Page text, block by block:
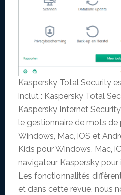
Kaspersky Total Security
inclut : Kaspersky Total
Kaspersky Internet
le gestionnaire de mots de
Windows, Mac, iOS et
Kids pour Windows, Mac,
navigateur Kaspersky
Les fonctionnalités
et dans cette revue, nous